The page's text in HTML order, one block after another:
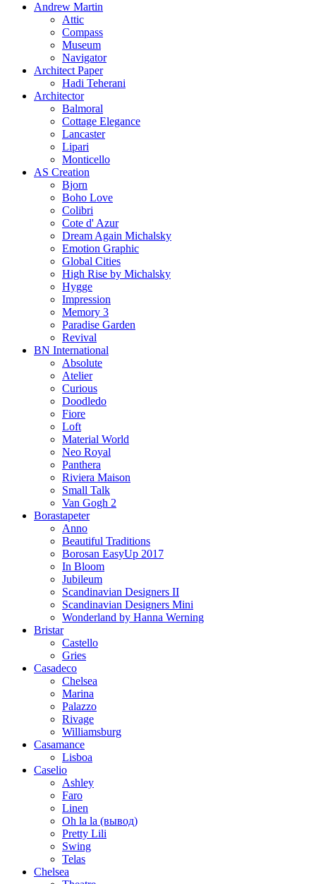
Andrew Martin
Attic
Compass
Museum
Navigator
Architect Paper
Hadi Teherani
Architector
Balmoral
Cottage Elegance
Lancaster
Lipari
Monticello
AS Creation
Bjorn
Boho Love
Colibri
Cote d' Azur
Dream Again Michalsky
Emotion Graphic
Global Cities
High Rise by Michalsky
Hygge
Impression
Memory 3
Paradise Garden
Revival
BN International
Absolute
Atelier
Curious
Doodledo
Fiore
Loft
Material World
Neo Royal
Panthera
Riviera Maison
Small Talk
Van Gogh 2
Borastapeter
Anno
Beautiful Traditions
Borosan EasyUp 2017
In Bloom
Jubileum
Scandinavian Designers II
Scandinavian Designers Mini
Wonderland by Hanna Werning
Bristar
Castello
Gries
Casadeco
Chelsea
Marina
Palazzo
Rivage
Williamsburg
Casamance
Lisboa
Caselio
Ashley
Faro
Linen
Oh la la (вывод)
Pretty Lili
Swing
Telas
Chelsea